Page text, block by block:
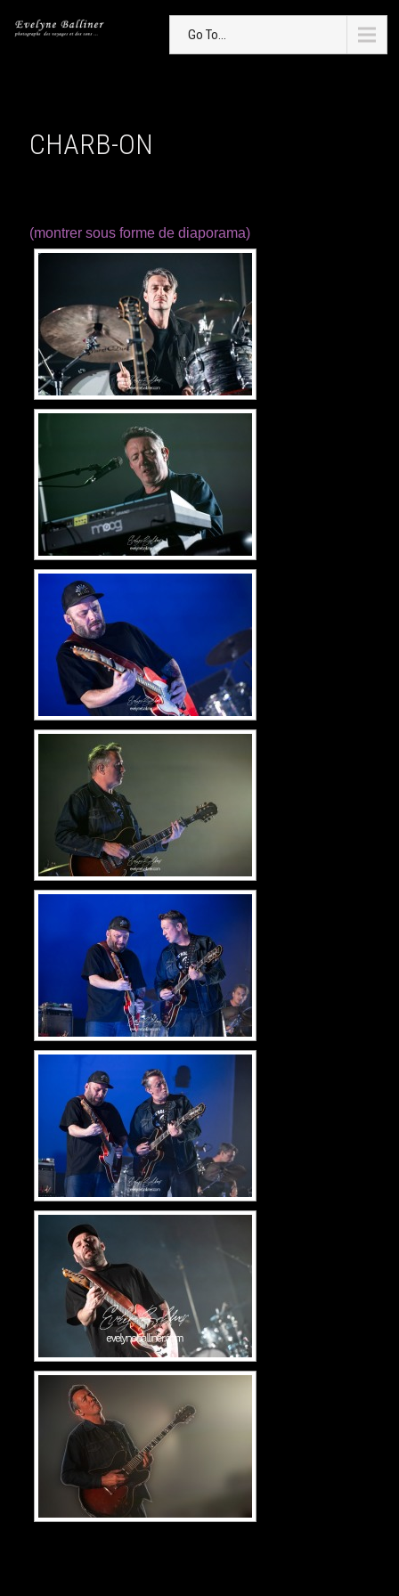
Go To...
CHARB-ON
(montrer sous forme de diaporama)